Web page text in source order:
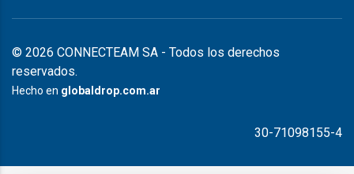
© 2026 CONNECTEAM SA - Todos los derechos
reservados.
Hecho en globaldrop.com.ar
30-71098155-4